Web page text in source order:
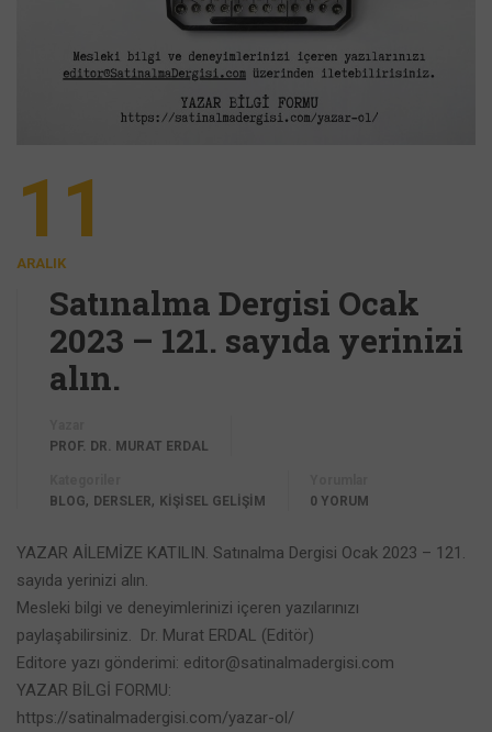
11
ARALIK
Satınalma Dergisi Ocak
2023 – 121. sayıda yerinizi
alın.
PROF. DR. MURAT ERDAL
BLOG, DERSLER, KİŞİSEL GELİŞİM
0 YORUM
YAZAR AİLEMİZE KATILIN. Satınalma Dergisi Ocak 2023 – 121.
sayıda yerinizi alın.
Mesleki bilgi ve deneyimlerinizi içeren yazılarınızı
paylaşabilirsiniz. Dr. Murat ERDAL (Editör)
Editore yazı gönderimi: editor@satinalmadergisi.com
YAZAR BİLGİ FORMU:
https://satinalmadergisi.com/yazar-ol/